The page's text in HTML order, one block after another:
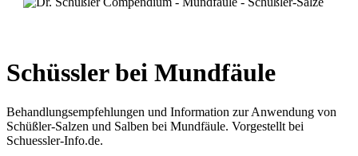
Schüssler bei Mundfäule
Behandlungsempfehlungen und Information zur Anwendung von
Schüßler-Salzen und Salben bei Mundfäule. Vorgestellt bei
Schuessler-Info.de.